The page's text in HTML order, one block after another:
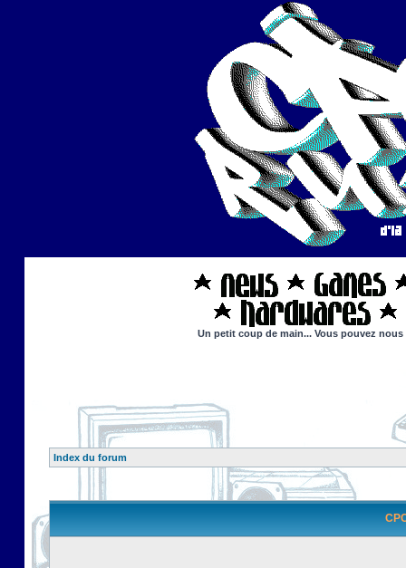
Un petit coup de main... Vous pouvez
Index du forum